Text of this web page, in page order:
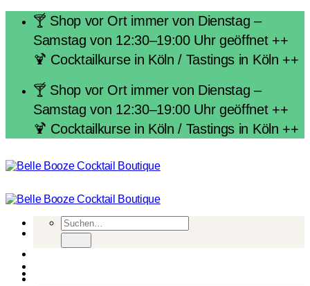
springen
🍸 Shop vor Ort immer von Dienstag –
Samstag von 12:30–19:00 Uhr geöffnet ++
🍹 Cocktailkurse in Köln / Tastings in Köln ++
🍸 Shop vor Ort immer von Dienstag –
Samstag von 12:30–19:00 Uhr geöffnet ++
🍹 Cocktailkurse in Köln / Tastings in Köln ++
Suchen
nach: